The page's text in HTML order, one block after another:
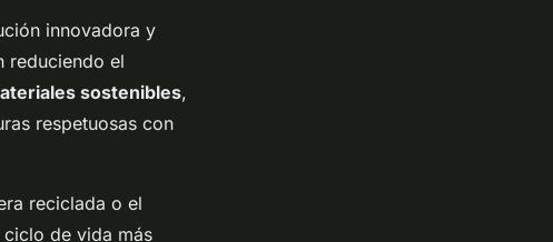
innovadora y
reduciendo el
sostenibles,
respetuosas con
reciclada o el
de vida más